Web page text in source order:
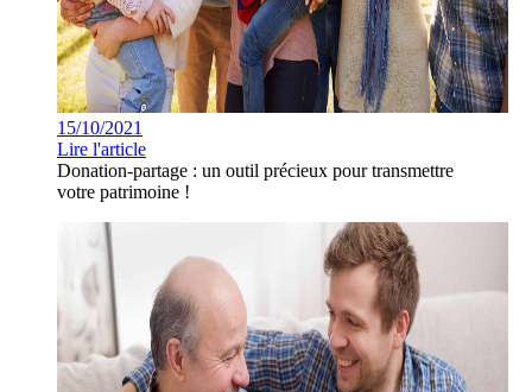
15/10/2021
Lire l'article
Donation-partage : un outil précieux pour transmettre
votre patrimoine !